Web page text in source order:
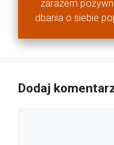
zarazem
dbania o siebie
Dodaj